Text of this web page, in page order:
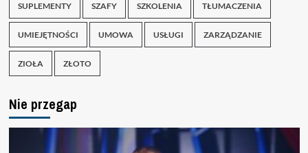
SUPLEMENTY SZAFY SZKOLENIA TŁUMACZENIA
UMIEJĘTNOŚCI UMOWA USŁUGI ZARZĄDZANIE
ZIOŁA ZŁOTO
Nie przegap